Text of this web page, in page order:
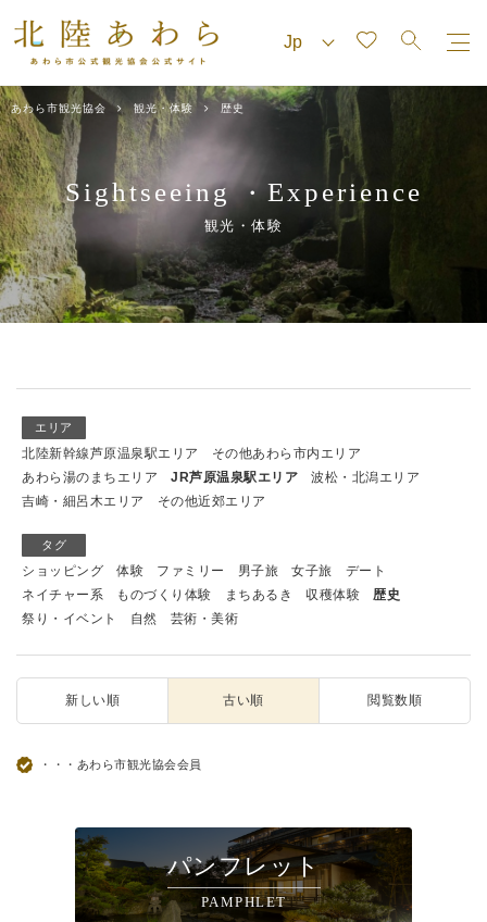
あわら市観光協会 観光・体験 歴史
Sightseeing・ Experience
観光・体験
エリア
北陸新幹線芦原温泉駅エリア
その他あわら市内エリア
あわら湯のまちエリア
JR芦原温泉駅エリア
波松・北潟エリア
吉崎・細呂木エリア
その他近郊エリア
タグ
ショッピング 体験 ファミリー 男子旅 女子旅
デート
ネイチャー系
ものづくり体験 まちあるき 収穫体験
歴史
祭り・イベント
自然 芸術・美術
新しい順 古い順 閲覧数順
・・・あわら市観光協会会員
パンフレット
PAMPHLET